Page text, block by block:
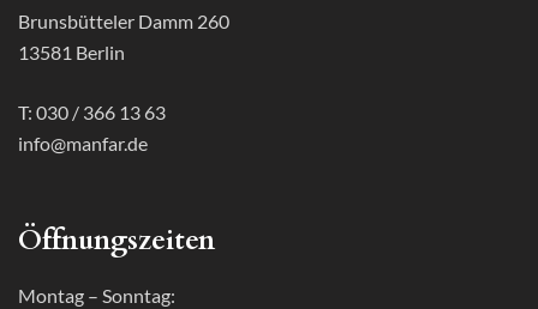
Brunsbütteler Damm 260
13581 Berlin
T: 030 / 366 13 63
info@manfar.de
Öffnungszeiten
Montag – Sonntag: